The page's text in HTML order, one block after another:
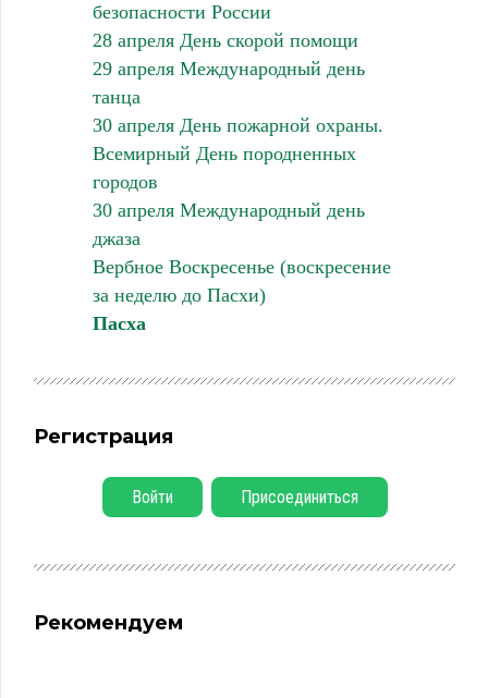
безопасности России
28 апреля День скорой помощи
29 апреля Международный день
танца
30 апреля День пожарной охраны.
Всемирный День породненных
городов
30 апреля Международный день
джаза
Вербное Воскресенье (воскресение
за неделю до Пасхи)
Пасха
Регистрация
Войти Присоединиться
Рекомендуем